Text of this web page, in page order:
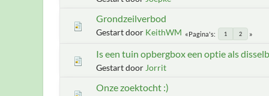
Grondzeilverbod
Gestart door KeithWM Pagina's 1 2
Is een tuin opbergbox een optie als
Gestart door Jorrit
Onze zoektocht :)